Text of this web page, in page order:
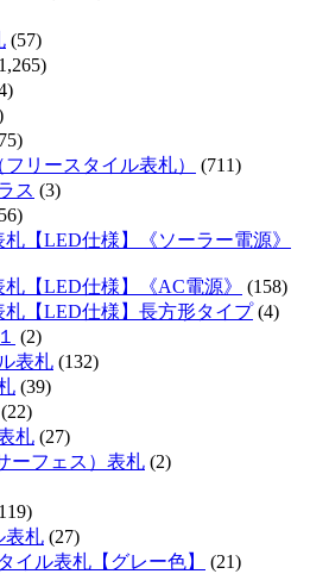
(57)
リースタイル表札）
(711)
ス (3)
札【LED仕様】《ソーラー電源》
札【LED仕様】《AC電源》
(158)
札【LED仕様】長方形タイプ(4)
(2)
表札 (132)
(39)
(22)
札 (27)
ーフェス）表札 (2)
表札 (27)
イル表札【グレー色】
(21)